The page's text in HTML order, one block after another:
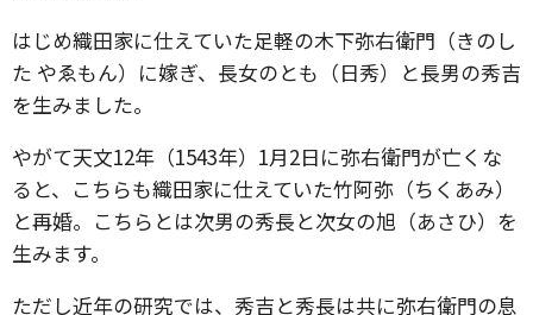
はじめ織田家に仕えていた足軽の木下弥右衛門（きのし
た やゑもん）に嫁ぎ、長女のとも（日秀）と長男の秀吉
を生みました。
やがて天文12年（1543年）1月2日に弥右衛門が亡くな
ると、こちらも織田家に仕えていた竹阿弥（ちくあみ）
と再婚。こちらとは次男の秀長と次女の旭（あさひ）を
生みます。
ただし近年の研究では、秀吉と秀長は共に弥右衛門の息